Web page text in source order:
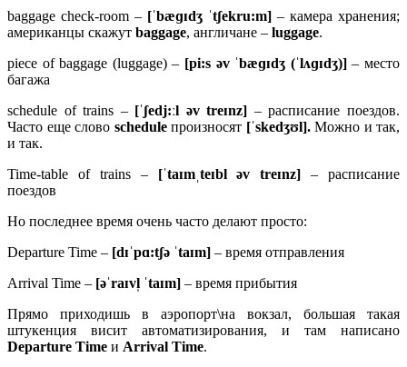
baggage check-room – [ˈbæɡɪdʒ ˈtʃekru:m] – камера хранения;
американцы скажут baggage, англичане – luggage.
piece of baggage (luggage) – [pi:s əv ˈbæɡɪdʒ (ˈlʌɡɪdʒ)]– место
багажа
schedule of trains – [ˈʃedj:ːl əv treɪnz] – расписание поездов.
Часто еще слово scheduleпроизносят [ˈskedʒʊl]. Можно и так,
и так.
Time-table of trains – [ˈtaɪmˌ teɪbl əvtreɪnz] – расписание
поездов
Но последнее время очень часто делают просто:
Departure Time – [dɪˈpɑ:tʃə ˈtaɪm] – время отправления
Arrival Time – [əˈraɪvl̩ ˈtaɪm] – время прибытия
Прямо приходишь в аэропорт\на вокзал, большая такая
штукенция висит автоматизирования, и там написано
Departure Time и Arrival Time.